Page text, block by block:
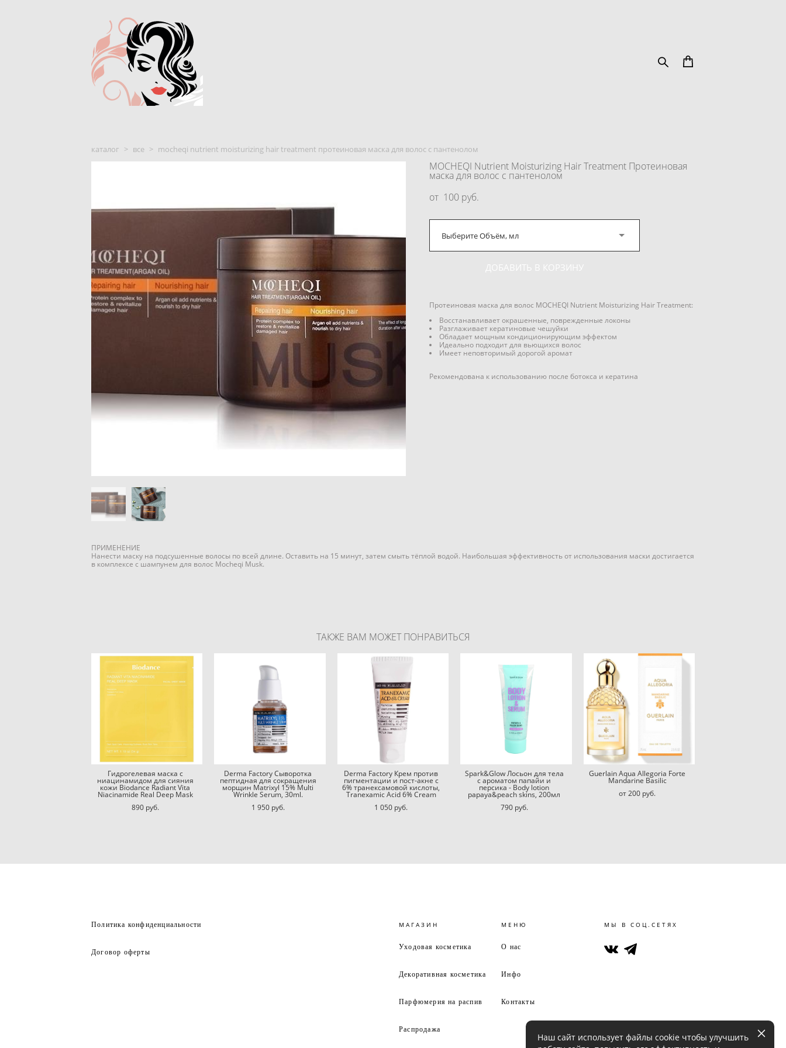
каталог > все > mocheqi nutrient moisturizing hair treatment протеиновая маска для волос с пантенолом
MOCHEQI Nutrient Moisturizing Hair Treatment Протеиновая
маска для волос с пантенолом
от 100 pуб.
Выберите Объём, мл
ДОБАВИТЬ В КОРЗИНУ
Протеиновая маска для волос MOCHEQI Nutrient Moisturizing Hair Treatment:
Восстанавливает окрашенные, поврежденные локоны
Разглаживает кератиновые чешуйки
Обладает мощным кондиционирующим эффектом
Идеально подходит для вьющихся волос
Имеет неповторимый дорогой аромат
Рекомендована к использованию после ботокса и кератина
ПРИМЕНЕНИЕ
Нанести маску на подсушенные волосы по всей длине. Оставить на 15 минут, затем смыть тёплой водой. Наибольшая эффективность от использования маски достигается
в комплексе с шампунем для волос Mоcheqi Musk.
ТАКЖЕ ВАМ МОЖЕТ ПОНРАВИТЬСЯ
Гидрогелевая маска с
ниацинамидом для сияния
кожи Biodance Radiant Vita
Niacinamide Real Deep Mask
890 pуб.
Derma Factory Сыворотка
пептидная для сокращения
морщин Matrixyl 15% Multi
Wrinkle Serum, 30ml.
1 950 pуб.
Derma Factory Крем против
пигментации и пост-акне с
6% транексамовой кислоты,
Tranexamic Acid 6% Cream
1 050 pуб.
Spark&Glow Лосьон для тела
с ароматом папайи и
персика - Body lotion
papaya&peach skins, 200мл
790 pуб.
Guerlain Aqua Allegoria Forte
Mandarine Basilic
от 200 pуб.
Политика конфиденциальности
Договор оферты
МАГАЗИН
Уходовая косметика
Декоративная косметика
Парфюмерия на распив
Распродажа
МЕНЮ
О нас
Инфо
Контакты
МЫ В СОЦ.СЕТЯХ
Наш сайт использует файлы cookie чтобы улучшить